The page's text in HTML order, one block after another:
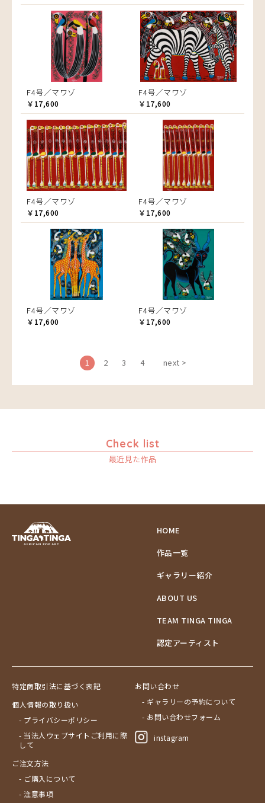
F4号／マワゾ
￥17,600
F4号／マワゾ
￥17,600
F4号／マワゾ
￥17,600
F4号／マワゾ
￥17,600
F4号／マワゾ
￥17,600
F4号／マワゾ
￥17,600
1 2 3 4 next >
Check list
最近見た作品
HOME
作品一覧
ギャラリー紹介
ABOUT US
TEAM TINGA TINGA
認定アーティスト
特定商取引法に基づく表記
個人情報の取り扱い
- プライバシーポリシー
- 当法人ウェブサイトご利用に際
して
ご注文方法
- ご購入について
- 注意事項
お問い合わせ
- ギャラリーの予約について
- お問い合わせフォーム
instagram